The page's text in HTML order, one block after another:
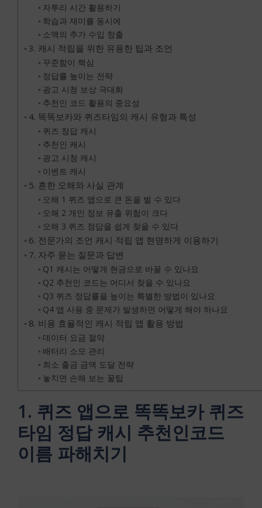
자투리 시간 활용하기
학습과 재미를 동시에
소액의 추가 수입 창출
3. 캐시 적립을 위한 유용한 팁과 조언
꾸준함이 핵심
정답률 높이는 전략
광고 시청 보상 극대화
추천인 코드 활용의 중요성
4. 똑똑보카와 퀴즈타임의 캐시 유형과 특성
퀴즈 정답 캐시
추천인 캐시
광고 시청 캐시
이벤트 캐시
5. 흔한 오해와 사실 관계
오해 1 퀴즈 앱으로 큰 돈을 벌 수 있다
오해 2 개인 정보 유출 위험이 크다
오해 3 퀴즈 정답을 쉽게 찾을 수 있다
6. 전문가의 조언 캐시 적립 앱 현명하게 이용하기
7. 자주 묻는 질문과 답변
Q1 캐시는 어떻게 현금으로 바꿀 수 있나요
Q2 추천인 코드는 어디서 찾을 수 있나요
Q3 퀴즈 정답률을 높이는 특별한 방법이 있나요
Q4 앱 사용 중 문제가 발생하면 어떻게 해야 하나요
8. 비용 효율적인 캐시 적립 앱 활용 방법
데이터 요금 절약
배터리 소모 관리
최소 출금 금액 도달 전략
놓치면 손해 보는 꿀팁
1. 퀴즈 앱으로 똑똑보카 퀴즈
타임 정답 캐시 추천인코드
이름 파해치기